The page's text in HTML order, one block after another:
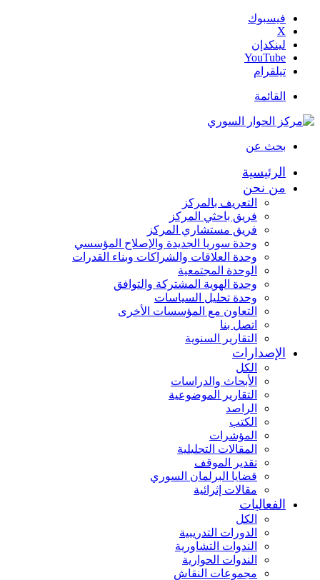
فيسبوك
‫X
لينكدإن
‫YouTube
تيلقرام
القائمة
بحث عن
الرئيسية
من نحن
التعريف بالمركز
فريق باحثي المركز
فريق مستشاري المركز
وحدة سوريا الجديدة والإصلاح المؤسسي
وحدة العلاقات والشراكات وبناء القدرات
الوحدة المجتمعية
وحدة الهوية المشتركة والتوافق
وحدة تحليل السياسات
التعاون مع المؤسسات الأخرى
اتصل بنا
التقارير السنوية
الإصدارات
الكل
الأبحاث والدراسات
التقارير الموضوعية
الراصد
الكتب
المؤشرات
المقالات التحليلية
تقدير الموقف
قضايا البرلمان السوري
مقالات إثرائية
الفعاليات
الكل
الدورات التدريبية
الندوات التشاورية
الندوات الحوارية
مجموعات النقاش